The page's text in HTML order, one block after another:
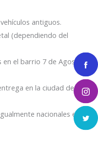
antiguos.
(dependiendo del
el barrio 7 de Agosto
en la ciudad de
nacionales e